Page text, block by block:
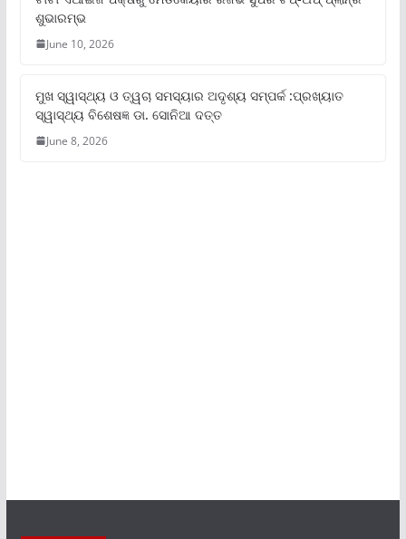
ଶୁଭାରମ୍ଭ
June 10, 2026
ମୁଖ ସ୍ୱାସ୍ଥ୍ୟ ଓ ତ୍ୱଚା ସମସ୍ୟାର ଅଦୃଶ୍ୟ ସମ୍ପର୍କ :ପ୍ରଖ୍ୟାତ
ସ୍ୱାସ୍ଥ୍ୟ ବିଶେଷଜ୍ଞ ଡା. ସୋନିଆ ଦତ୍ତ
June 8, 2026